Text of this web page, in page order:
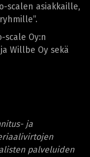
scalen asiakkaille,
scale Oy:n
Willbe Oy sekä
ja
palveluiden